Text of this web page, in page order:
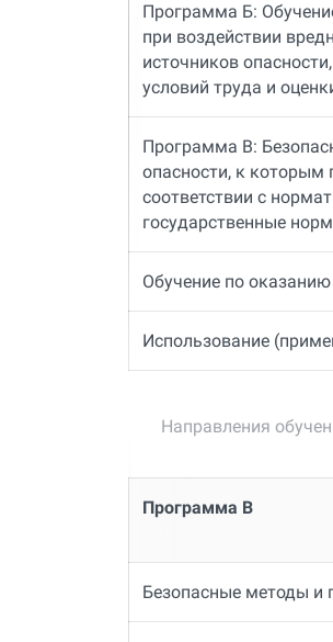
Программа Б:
при воздействии
источников
условий труда и
Программа В:
опасности, к которым
соответствии с
государственные
Обучение по
Использование
Направления
Программа В
Безопасные методы и